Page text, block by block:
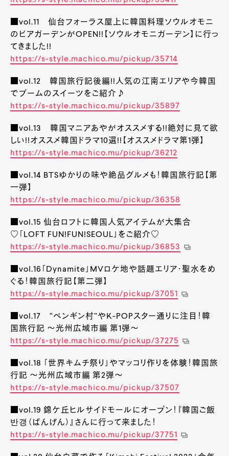
■vol.11 仙台フォーラス屋上に韓国料理ソウルオモニ
のビアガーデンがOPEN!!【ソウルオモニガーデン】に行っ
てきました!!
https://s-style.machico.mu/pickup/35714
■vol.12 韓国旅行記後編!!人気の江南エリアや今韓国
でブームのスイーツをご紹介♪
https://s-style.machico.mu/pickup/35897
■vol.13 韓国マニアあやがオススメする!!絶対に見て欲
しい!!オススメ韓国ドラマ10選!!【オススメドラマ第1弾】
https://s-style.machico.mu/pickup/36212
■vol.14 BTSゆかりの味や絶品グルメも！韓国旅行記【第
一弾】
https://s-style.machico.mu/pickup/36358
■vol.15 仙台ロフトに韓国人気アイテムが大集合
♡「LOFT FUN!FUN!SEOUL」をご紹介♡
https://s-style.machico.mu/pickup/36853
■vol.16「Dynamite」MVロケ地や話題エリア・聖水をめ
ぐる！韓国旅行記【第二弾】
https://s-style.machico.mu/pickup/37051
■vol.17 “ペンギン村”やK-POPスター通りに注目！韓
国旅行記 ～光州広域市編 第1弾～
https://s-style.machico.mu/pickup/37275
■vol.18 「世界キムチ祭り」やマッコリ作りを体験！韓国旅
行記 ～光州広域市編 第2弾～
https://s-style.machico.mu/pickup/37507
■vol.19 錦ケ丘ヒルサイドモールにオープン！『韓国ご飯
반갱（ばんげん）』さんに行って来ました！
https://s-style.machico.mu/pickup/37751